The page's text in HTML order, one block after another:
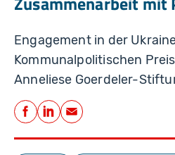
Engagement in der
Kommunalpolitischen
Anneliese Goerdeler-
Teilen
Facebook
LinkedIn
E-Mail